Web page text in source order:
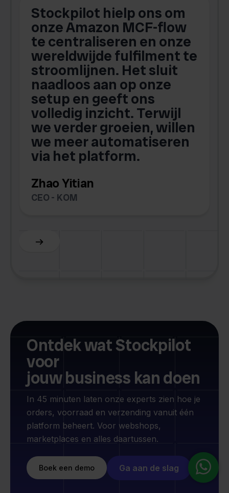
Stockpilot hielp ons om
onze Amazon MCF-flow
te centraliseren en onze
wereldwijde fulfilment te
stroomlijnen. Het sluit
naadloos aan op onze
setup en geeft ons
volledig inzicht. Terwijl
we verder groeien, willen
we meer automatiseren
via het platform.
Zhao Yitian
CEO - KOM
Slide 6 of 6.
Ontdek wat Stockpilot
voor
jouw business kan doen
In 45 minuten laten onze experts zien hoe je
orders, voorraad en verzending vanuit één
platform beheert. Voor webshops,
marketplaces en alles daartussen.
Boek een demo Ga aan de slag